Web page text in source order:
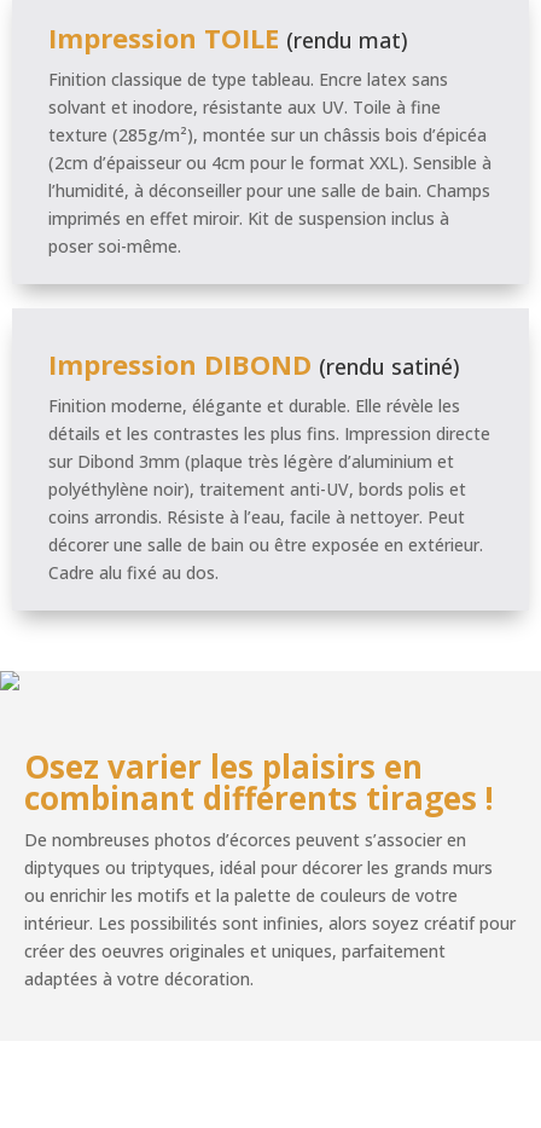
Impression TOILE (rendu mat)
Finition classique de type tableau. Encre latex sans
solvant et inodore, résistante aux UV. Toile à fine
texture (285g/m²), montée sur un châssis bois d’épicéa
(2cm d’épaisseur ou 4cm pour le format XXL). Sensible à
l’humidité, à déconseiller pour une salle de bain. Champs
imprimés en effet miroir. Kit de suspension inclus à
poser soi-même.
Impression DIBOND (rendu satiné)
Finition moderne, élégante et durable. Elle révèle les
détails et les contrastes les plus fins. Impression directe
sur Dibond 3mm (plaque très légère d’aluminium et
polyéthylène noir), traitement anti-UV, bords polis et
coins arrondis. Résiste à l’eau, facile à nettoyer. Peut
décorer une salle de bain ou être exposée en extérieur.
Cadre alu fixé au dos.
Osez varier les plaisirs en
combinant différents tirages !
De nombreuses photos d’écorces peuvent s’associer en
diptyques ou triptyques, idéal pour décorer les grands murs
ou enrichir les motifs et la palette de couleurs de votre
intérieur. Les possibilités sont infinies, alors soyez créatif pour
créer des oeuvres originales et uniques, parfaitement
adaptées à votre décoration.